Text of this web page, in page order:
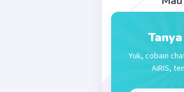
Yuk, cobain
AiRIS,